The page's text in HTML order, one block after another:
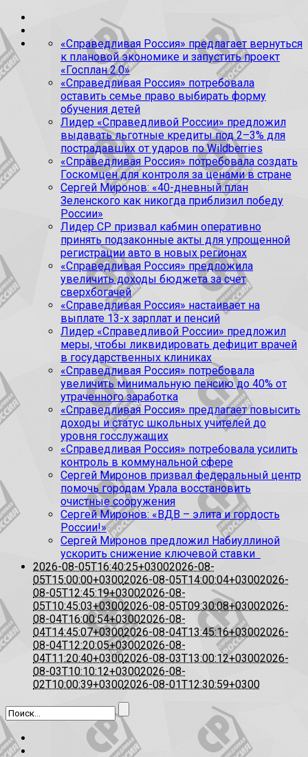
«Справедливая Россия» предлагает вернуться
к плановой экономике и запустить проект
«Госплан 2.0»
«Справедливая Россия» потребовала
оставить семье право выбирать форму
обучения детей
Лидер «Справедливой России» предложил
выдавать льготные кредиты под 2–3% для
пострадавших от ударов по Wildberries
«Справедливая Россия» потребовала создать
Госкомцен для контроля за ценами в стране
Сергей Миронов: «40-дневный план
Зеленского как никогда приблизил победу
России»
Лидер СР призвал кабмин оперативно
принять подзаконные акты для упрощенной
регистрации авто в новых регионах
«Справедливая Россия» предложила
увеличить доходы бюджета за счет
сверхбогачей
«Справедливая Россия» настаивает на
выплате 13-х зарплат и пенсий
Лидер «Справедливой России» предложил
меры, чтобы ликвидировать дефицит врачей
в государственных клиниках
«Справедливая Россия» потребовала
увеличить минимальную пенсию до 40% от
утраченного заработка
«Справедливая Россия» предлагает повысить
доходы и статус школьных учителей до
уровня госслужащих
«Справедливая Россия» потребовала усилить
контроль в коммунальной сфере
Сергей Миронов призвал федеральный центр
помочь городам Урала восстановить
очистные сооружения
Сергей Миронов: «ВДВ – элита и гордость
России!»
Сергей Миронов предложил Набиуллиной
ускорить снижение ключевой ставки
2026-08-05T16:40:25+03002026-08-
05T15:00:00+03002026-08-05T14:00:04+03002026-
08-05T12:45:19+03002026-08-
05T10:45:03+03002026-08-05T09:30:08+03002026-
08-04T16:00:54+03002026-08-
04T14:45:07+03002026-08-04T13:45:16+03002026-
08-04T12:20:05+03002026-08-
04T11:20:40+03002026-08-03T13:00:12+03002026-
08-03T10:10:12+03002026-08-
02T10:00:39+03002026-08-01T12:30:59+0300